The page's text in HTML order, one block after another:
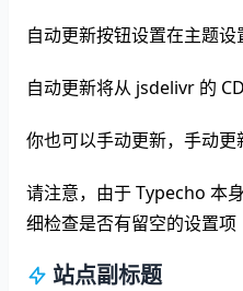
自动更新按钮设置在主题设
自动更新将从 jsdelivr 的
你也可以手动更新，手动
请注意，由于 Typecho 本
细检查是否有留空的设置
站点副标题